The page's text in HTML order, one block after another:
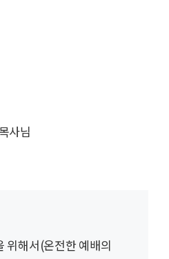
사님
위해서(온전한 예배의